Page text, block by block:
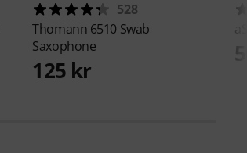
528
Thomann 6510 Swab
Saxophone
125 kr